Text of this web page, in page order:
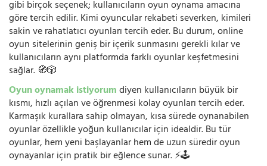
gibi birçok seçenek; kullanıcıların oyun oynama amacına
göre tercih edilir. Kimi oyuncular rekabeti severken, kimileri
sakin ve rahatlatıcı oyunları tercih eder. Bu durum, online
oyun sitelerinin geniş bir içerik sunmasını gerekli kılar ve
kullanıcıların aynı platformda farklı oyunlar keşfetmesini
sağlar. 🧭🎲
Oyun oynamak istiyorumdiyen kullanıcıların büyük bir
kısmı, hızlı açılan ve öğrenmesi kolay oyunları tercih eder.
Karmaşık kurallara sahip olmayan, kısa sürede oynanabilen
oyunlar özellikle yoğun kullanıcılar için idealdir. Bu tür
oyunlar, hem yeni başlayanlar hem de uzun süredir oyun
oynayanlar için pratik bir eğlence sunar. ⚡🕹️